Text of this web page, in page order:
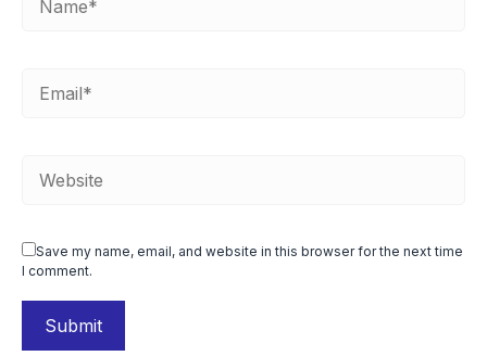
Save my name, email, and website in this browser for the next time
I comment.